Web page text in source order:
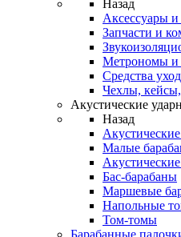
Назад
Аксессуары
Запчасти и
Метрономы и
Средства
Чехлы,
Акустические
Назад
Mалые
Бас-барабаны
Маршевые
Напольные
Том-томы
Барабанные